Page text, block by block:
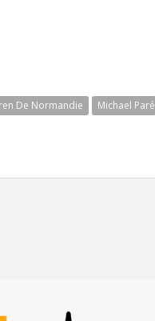
De Normandie Michael Paré